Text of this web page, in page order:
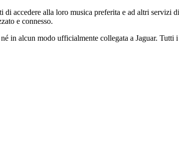
accedere alla loro musica preferita e ad altri servizi
e connesso.
in alcun modo ufficialmente collegata a Jaguar.